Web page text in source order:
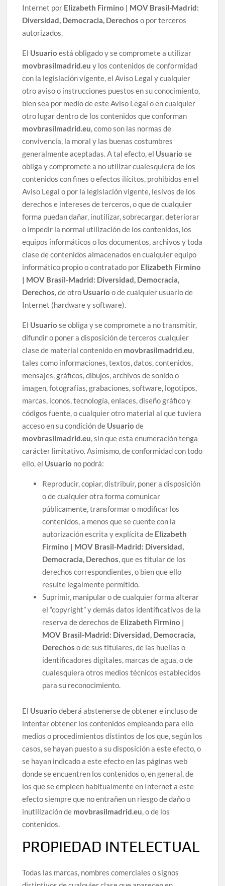
Internet por Elizabeth Firmino | MOV Brasil-Madrid:
Diversidad, Democracia, Derechos o por terceros
autorizados.
El Usuario está obligado y se compromete a utilizar
movbrasilmadrid.eu y los contenidos de conformidad
con la legislación vigente, el Aviso Legal y cualquier
otro aviso o instrucciones puestos en su conocimiento,
bien sea por medio de este Aviso Legal o en cualquier
otro lugar dentro de los contenidos que conforman
movbrasilmadrid.eu, como son las normas de
convivencia, la moral y las buenas costumbres
generalmente aceptadas. A tal efecto, el Usuario se
obliga y compromete a no utilizar cualesquiera de los
contenidos con fines o efectos ilícitos, prohibidos en el
Aviso Legal o por la legislación vigente, lesivos de los
derechos e intereses de terceros, o que de cualquier
forma puedan dañar, inutilizar, sobrecargar, deteriorar
o impedir la normal utilización de los contenidos, los
equipos informáticos o los documentos, archivos y toda
clase de contenidos almacenados en cualquier equipo
informático propio o contratado por Elizabeth Firmino
| MOV Brasil-Madrid: Diversidad, Democracia,
Derechos, de otro Usuario o de cualquier usuario de
Internet (hardware y software).
El Usuario se obliga y se compromete a no transmitir,
difundir o poner a disposición de terceros cualquier
clase de material contenido en movbrasilmadrid.eu,
tales como informaciones, textos, datos, contenidos,
mensajes, gráficos, dibujos, archivos de sonido o
imagen, fotografías, grabaciones, software, logotipos,
marcas, iconos, tecnología, enlaces, diseño gráfico y
códigos fuente, o cualquier otro material al que tuviera
acceso en su condición de Usuario de
movbrasilmadrid.eu, sin que esta enumeración tenga
carácter limitativo. Asimismo, de conformidad con todo
ello, el Usuario no podrá:
Reproducir, copiar, distribuir, poner a disposición
o de cualquier otra forma comunicar
públicamente, transformar o modificar los
contenidos, a menos que se cuente con la
autorización escrita y explícita de Elizabeth
Firmino | MOV Brasil-Madrid: Diversidad,
Democracia, Derechos, que es titular de los
derechos correspondientes, o bien que ello
resulte legalmente permitido.
Suprimir, manipular o de cualquier forma alterar
el “copyright” y demás datos identificativos de la
reserva de derechos de Elizabeth Firmino |
MOV Brasil-Madrid: Diversidad, Democracia,
Derechos o de sus titulares, de las huellas o
identificadores digitales, marcas de agua, o de
cualesquiera otros medios técnicos establecidos
para su reconocimiento.
El Usuario deberá abstenerse de obtener e incluso de
intentar obtener los contenidos empleando para ello
medios o procedimientos distintos de los que, según los
casos, se hayan puesto a su disposición a este efecto, o
se hayan indicado a este efecto en las páginas web
donde se encuentren los contenidos o, en general, de
los que se empleen habitualmente en Internet a este
efecto siempre que no entrañen un riesgo de daño o
inutilización de movbrasilmadrid.eu, o de los
contenidos.
PROPIEDAD INTELECTUAL
Todas las marcas, nombres comerciales o signos